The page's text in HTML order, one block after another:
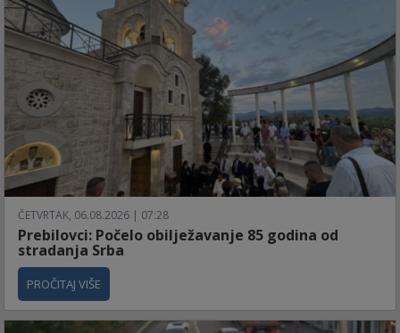
ČETVRTAK, 06.08.2026 | 07:28
Prebilovci: Počelo obilježavanje 85 godina od
stradanja Srba
PROČITAJ VIŠE